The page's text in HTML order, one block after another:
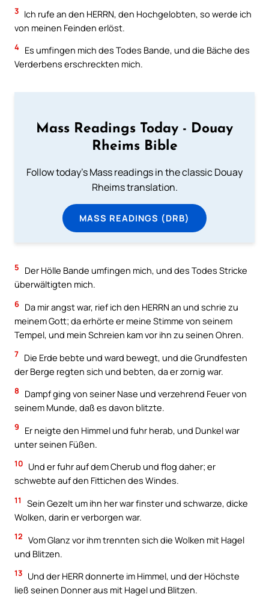
3 Ich rufe an den HERRN, den Hochgelobten, so werde ich
von meinen Feinden erlöst.
4 Es umfingen mich des Todes Bande, und die Bäche des
Verderbens erschreckten mich.
Mass Readings Today - Douay
Rheims Bible
Follow today's Mass readings in the classic Douay
Rheims translation.
MASS READINGS (DRB)
5
Der Hölle Bande umfingen mich, und des Todes Stricke
überwältigten mich.
6 Da mir angst war, rief ich den HERRN an und schrie zu
meinem Gott; da erhörte er meine Stimme von seinem
Tempel, und mein Schreien kam vor ihn zu seinen Ohren.
7 Die Erde bebte und ward bewegt, und die Grundfesten
der Berge regten sich und bebten, da er zornig war.
8
Dampf ging von seiner Nase und verzehrend Feuer von
seinem Munde, daß es davon blitzte.
9
Er neigte den Himmel und fuhr herab, und Dunkel war
unter seinen Füßen.
10 Und er fuhr auf dem Cherub und flog daher; er
schwebte auf den Fittichen des Windes.
11
Sein Gezelt um ihn her war finster und schwarze, dicke
Wolken, darin er verborgen war.
12 Vom Glanz vor ihm trennten sich die Wolken mit Hagel
und Blitzen.
13 Und der HERR donnerte im Himmel, und der Höchste
ließ seinen Donner aus mit Hagel und Blitzen.